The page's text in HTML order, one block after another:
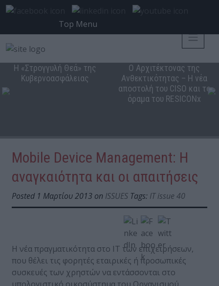
Top Menu
Η «Στρογγυλή Θεά» της
Κυβερνοασφάλειας
Ο Αρχιτέκτονας της
Ανθεκτικότητας – Η νέα
αποστολή του CISO και το
όραμα του RESICONx
Mobile Device Management: H
αναγκαιότητα και οι απαιτήσεις
Posted 1 Μαρτίου 2013 on ISSUES Tags: IT issue 40
Η νέα πραγματικότητα στο ΙΤ των επιχειρήσεων,
που θέλει τις φορητές εταιρικές ή προσωπικές
συσκευές των χρηστών να εντάσσονται στο